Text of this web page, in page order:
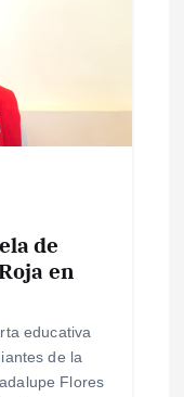
de
en
educativa
de la
Flores